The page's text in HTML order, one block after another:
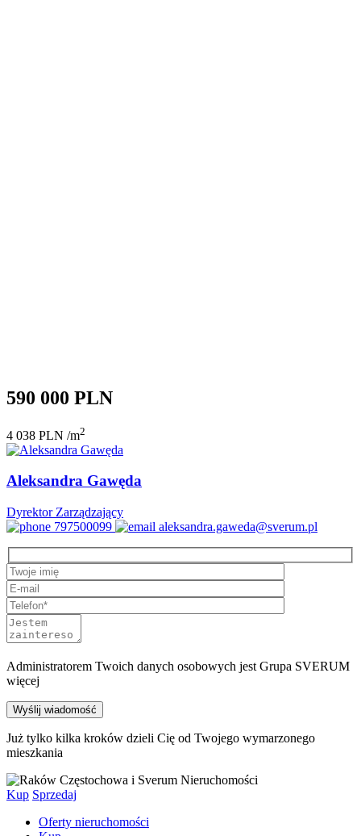
590 000 PLN
4 038 PLN /m2
Aleksandra Gawęda
Dyrektor Zarządzający
797500099
aleksandra.gaweda@sverum.pl
Administratorem Twoich danych osobowych jest Grupa SVERUM
więcej
Już tylko kilka kroków dzieli Cię od Twojego wymarzonego
mieszkania
Kup Sprzedaj
Oferty nieruchomości